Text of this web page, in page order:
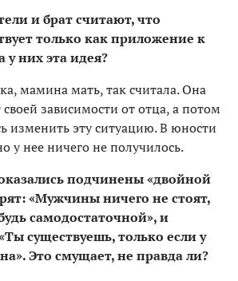
и брат считают, что
только как приложение к
них эта идея?
мамина мать, так считала. Она
своей зависимости от отца, а потом
изменить эту ситуацию. В юности
у нее ничего не получилось.
подчинены «двойной
«Мужчины ничего не стоят,
самодостаточной», и
существуешь, только если у
Это смущает, не правда ли?